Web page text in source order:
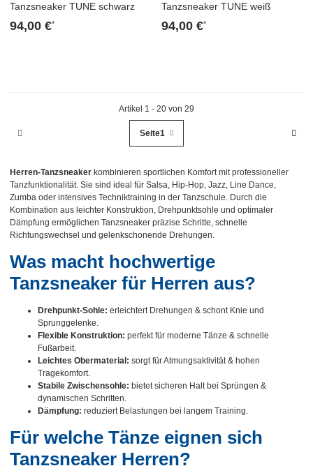
Herren-Tanzsneaker kombinieren sportlichen Komfort mit professioneller
Tanzfunktionalität. Sie sind ideal für Salsa, Hip-Hop, Jazz, Line Dance,
Zumba oder intensives Techniktraining in der Tanzschule. Durch die
Kombination aus leichter Konstruktion, Drehpunktsohle und optimaler
Dämpfung ermöglichen Tanzsneaker präzise Schritte, schnelle
Richtungswechsel und gelenkschonende Drehungen.
Was macht hochwertige
Tanzsneaker für Herren aus?
Drehpunkt-Sohle: erleichtert Drehungen & schont Knie und
Sprunggelenke.
Flexible Konstruktion: perfekt für moderne Tänze & schnelle
Fußarbeit.
Leichtes Obermaterial: sorgt für Atmungsaktivität & hohen
Tragekomfort.
Stabile Zwischensohle: bietet sicheren Halt bei Sprüngen &
dynamischen Schritten.
Dämpfung: reduziert Belastungen bei langem Training.
Für welche Tänze eignen sich
Tanzsneaker Herren?
Tanzsneaker TUNE schwarz
94,00 €*
Tanzsneaker TUNE weiß
94,00 €*
Artikel 1 - 20 von 29
Seite1